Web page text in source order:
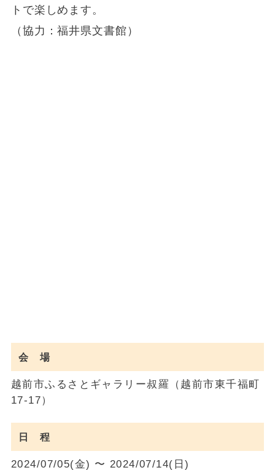
トで楽しめます。
（協力：福井県文書館）
会 場
越前市ふるさとギャラリー叔羅（越前市東千福町
17-17）
日 程
2024/07/05(金) 〜 2024/07/14(日)